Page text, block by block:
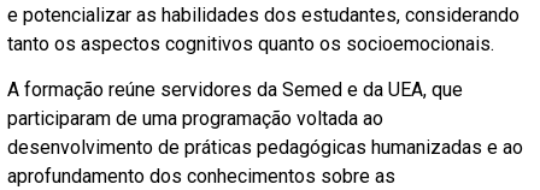
e potencializar as habilidades dos estudantes, considerando
tanto os aspectos cognitivos quanto os socioemocionais.
A formação reúne servidores da Semed e da UEA, que
participaram de uma programação voltada ao
desenvolvimento de práticas pedagógicas humanizadas e ao
aprofundamento dos conhecimentos sobre as